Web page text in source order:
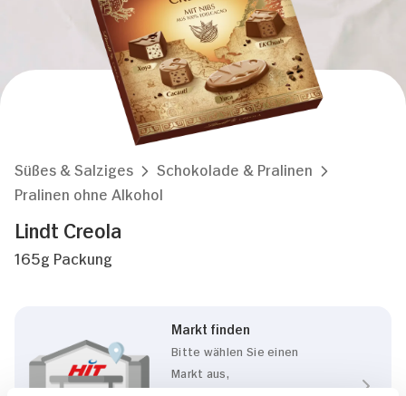
Süßes & Salziges
Schokolade & Pralinen
Pralinen ohne Alkohol
Lindt Creola
165g Packung
Markt finden
Bitte wählen Sie einen
Markt aus,